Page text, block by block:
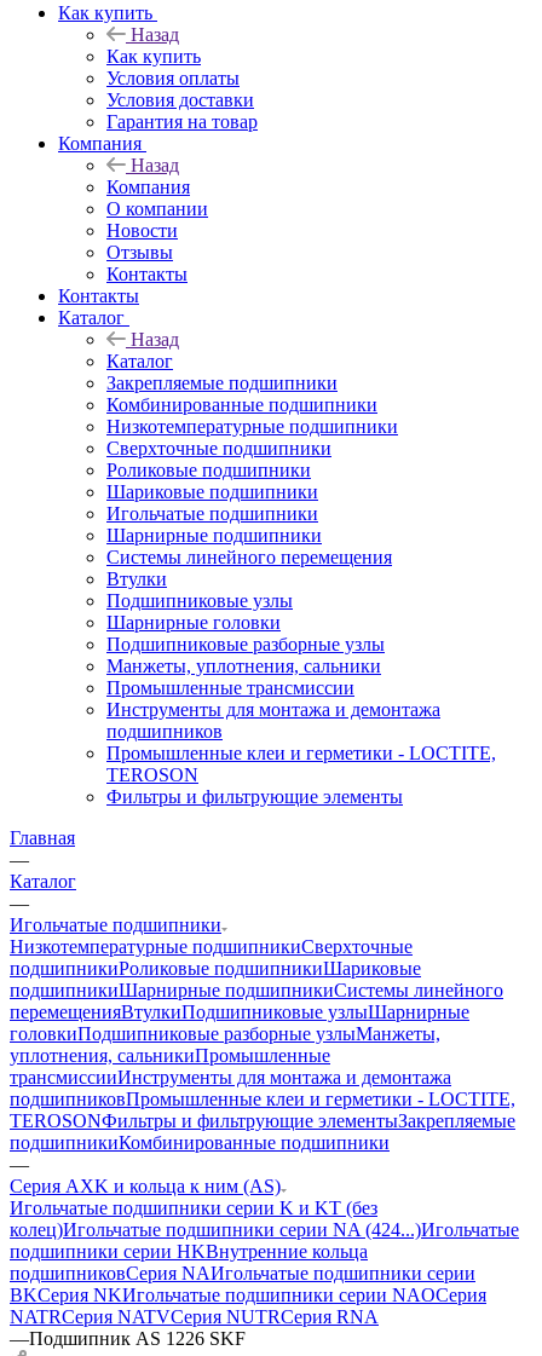
Как купить
Назад
Как купить
Условия оплаты
Условия доставки
Гарантия на товар
Компания
Назад
Компания
О компании
Новости
Отзывы
Контакты
Контакты
Каталог
Назад
Каталог
Закрепляемые подшипники
Комбинированные подшипники
Низкотемпературные подшипники
Сверхточные подшипники
Роликовые подшипники
Шариковые подшипники
Игольчатые подшипники
Шарнирные подшипники
Системы линейного перемещения
Втулки
Подшипниковые узлы
Шарнирные головки
Подшипниковые разборные узлы
Манжеты, уплотнения, сальники
Промышленные трансмиссии
Инструменты для монтажа и демонтажа
подшипников
Промышленные клеи и герметики - LOCTITE,
TEROSON
Фильтры и фильтрующие элементы
Главная
—
Каталог
—
Игольчатые подшипники
Низкотемпературные подшипникиСверхточные
подшипникиРоликовые подшипникиШариковые
подшипникиШарнирные подшипникиСистемы линейного
перемещенияВтулкиПодшипниковые узлыШарнирные
головкиПодшипниковые разборные узлыМанжеты,
уплотнения, сальникиПромышленные
трансмиссииИнструменты для монтажа и демонтажа
подшипниковПромышленные клеи и герметики - LOCTITE,
TEROSONФильтры и фильтрующие элементыЗакрепляемые
подшипникиКомбинированные подшипники
—
Серия AXK и кольца к ним (AS)
Игольчатые подшипники серии K и KT (без
колец)Игольчатые подшипники серии NA (424...)Игольчатые
подшипники серии HKВнутренние кольца
подшипниковСерия NAИгольчатые подшипники серии
BKСерия NKИгольчатые подшипники серии NAOСерия
NATRСерия NATVСерия NUTRСерия RNA
—Подшипник AS 1226 SKF